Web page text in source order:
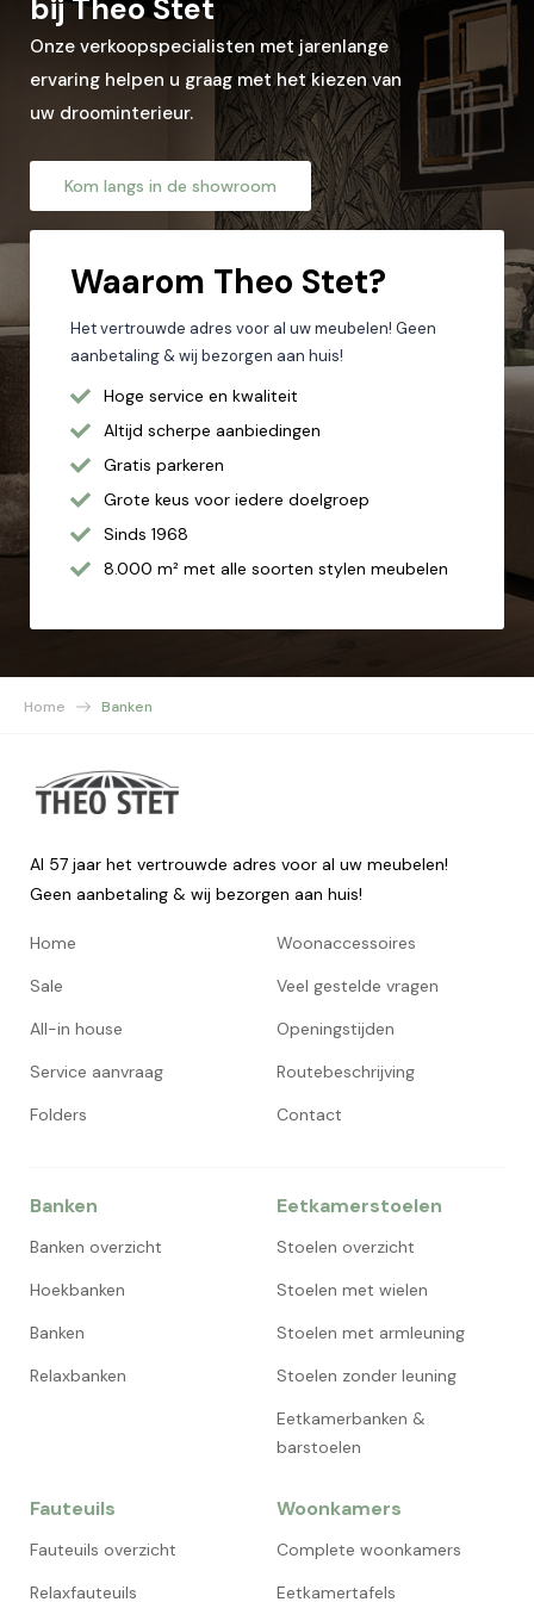
bij Theo Stet
Onze verkoopspecialisten met jarenlange
ervaring helpen u graag met het kiezen van
uw droominterieur.
Kom langs in de showroom
Waarom Theo Stet?
Het vertrouwde adres voor al uw meubelen! Geen
aanbetaling & wij bezorgen aan huis!
Hoge service en kwaliteit
Altijd scherpe aanbiedingen
Gratis parkeren
Grote keus voor iedere doelgroep
Sinds 1968
8.000 m² met alle soorten stylen meubelen
Home Banken
Al 57 jaar het vertrouwde adres voor al uw meubelen!
Geen aanbetaling & wij bezorgen aan huis!
Home
Sale
All-in house
Service aanvraag
Folders
Woonaccessoires
Veel gestelde vragen
Openingstijden
Routebeschrijving
Contact
Banken
Banken overzicht
Hoekbanken
Banken
Relaxbanken
Eetkamerstoelen
Stoelen overzicht
Stoelen met wielen
Stoelen met armleuning
Stoelen zonder leuning
Eetkamerbanken &
barstoelen
Fauteuils
Fauteuils overzicht
Relaxfauteuils
Woonkamers
Complete woonkamers
Eetkamertafels